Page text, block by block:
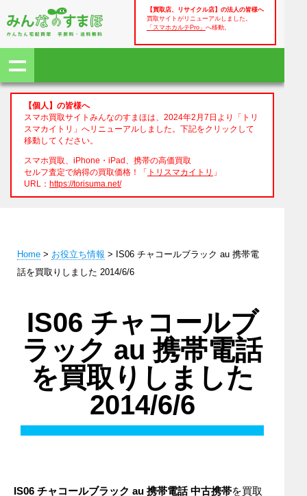
【買取店、リサイクル店】の法人の皆様へ
買取サイトがリニューアルしました。
「スマホカルテPro」 へ移動。
【個人】の皆様へ
スマホ買取サイトみんなのすまほは、2024年2月7日より「トリ
スマカイトリ」へリニューアルしました。下記をクリックして
移動してください。
スマホ買取、iPhone・iPad、携帯の高価買取
セルフ査定で納得の買取価格！「 トリスマカイトリ 」
URL： https://torisuma.net/
Home > お役立ち情報 > IS06 チャコールブラック au 携帯電
話を買取りしました 2014/6/6
IS06 チャコールブ
ラック au 携帯電話
を買取りしました
2014/6/6
IS06 チャコールブラック au 携帯電話中古携帯を買取